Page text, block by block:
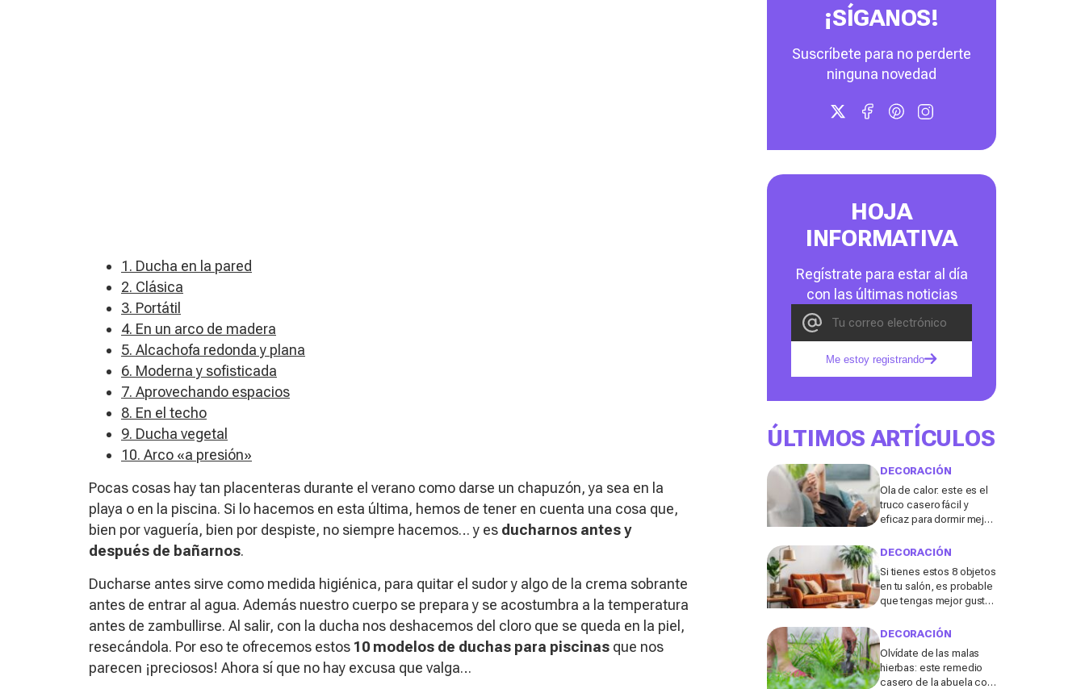
1. Ducha en la pared
2. Clásica
3. Portátil
4. En un arco de madera
5. Alcachofa redonda y plana
6. Moderna y sofisticada
7. Aprovechando espacios
8. En el techo
9. Ducha vegetal
10. Arco «a presión»
Pocas cosas hay tan placenteras durante el verano como darse un chapuzón, ya sea en la
playa o en la piscina. Si lo hacemos en esta última, hemos de tener en cuenta una cosa que,
bien por vaguería, bien por despiste, no siempre hacemos… y es ducharnos antes y
después de bañarnos.
Ducharse antes sirve como medida higiénica, para quitar el sudor y algo de la crema sobrante
antes de entrar al agua. Además nuestro cuerpo se prepara y se acostumbra a la temperatura
antes de zambullirse. Al salir, con la ducha nos deshacemos del cloro que se queda en la piel,
resecándola. Por eso te ofrecemos estos 10 modelos de duchas para piscinas que nos
parecen ¡preciosos! Ahora sí que no hay excusa que valga…
¡SÍGANOS!
Suscríbete para no perderte
ninguna novedad
HOJA
INFORMATIVA
Regístrate para estar al día
con las últimas noticias
Me estoy registrando
ÚLTIMOS ARTÍCULOS
DECORACIÓN
Ola de calor: este es el
truco casero fácil y
eficaz para dormir mejor
DECORACIÓN
Si tienes estos 8 objetos
en tu salón, es probable
que tengas mejor gusto
DECORACIÓN
Olvídate de las malas
hierbas: este remedio
casero de la abuela con